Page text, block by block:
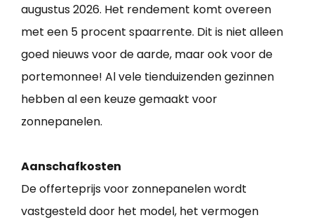
augustus 2026. Het rendement komt overeen
met een 5 procent spaarrente. Dit is niet alleen
goed nieuws voor de aarde, maar ook voor de
portemonnee! Al vele tienduizenden gezinnen
hebben al een keuze gemaakt voor
zonnepanelen.
Aanschafkosten
De offerteprijs voor zonnepanelen wordt
vastgesteld door het model, het vermogen